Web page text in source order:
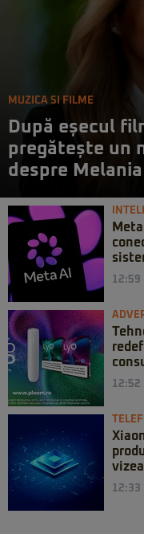
MUZICA SI FILME
După eșecul
pregătește un
despre
12:59
12:52
12:33